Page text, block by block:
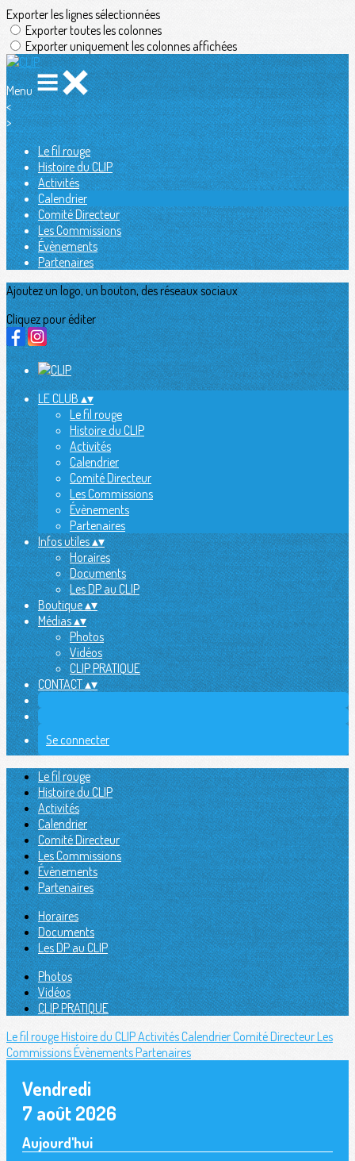
Exporter les lignes sélectionnées
Exporter toutes les colonnes
Exporter uniquement les colonnes affichées
Menu
<
>
Le fil rouge
Histoire du CLIP
Activités
Calendrier
Comité Directeur
Les Commissions
Évènements
Partenaires
Ajoutez un logo, un bouton, des réseaux sociaux
Cliquez pour éditer
LE CLUB ▴▾
Le fil rouge
Histoire du CLIP
Activités
Calendrier
Comité Directeur
Les Commissions
Évènements
Partenaires
Infos utiles▴▾
Horaires
Documents
Les DP au CLIP
Boutique▴▾
Médias▴▾
Photos
Vidéos
CLIP PRATIQUE
CONTACT▴▾
Se connecter
Le fil rouge
Histoire du CLIP
Activités
Calendrier
Comité Directeur
Les Commissions
Évènements
Partenaires
Horaires
Documents
Les DP au CLIP
Photos
Vidéos
CLIP PRATIQUE
Le fil rougeHistoire du CLIPActivitésCalendrierComité DirecteurLes
CommissionsÉvènementsPartenaires
Vendredi
7 août 2026
Aujourd'hui